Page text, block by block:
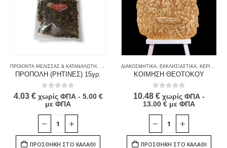
ΠΡΟΙΟΝΤΑ ΜΕΛΙΣΣΑΣ & ΚΑΤΑΝΑΛΩΤΗ ΠΡΟΙΟΝΤΑ ΠΡΟΠΟΛΗΣ,ΠΡΟΠΟΛΗ ,ΤΡΟΦΙΜΑ
ΠΡΟΠΟΛΗ (ΡΗΤΙΝΕΣ) 15γρ.
out of 5
4.03 € χωρίς ΦΠΑ - 5.00 €
με ΦΠΑ
ΠΡΟΣΘΉΚΗ ΣΤΟ ΚΑΛΆΘΙ
ΔΙΑΚΟΣΜΗΤΙΚΑ ΕΚΚΛΗΣΙΑΣΤΙΚΑ ΚΕΡΙΑ
ΚΟΙΜΗΣΗ ΘΕΟΤΟΚΟΥ
0out of 5
10.48 € χωρίς ΦΠΑ -
13.00 € με ΦΠΑ
ΠΡΟΣΘΉΚΗ ΣΤΟ ΚΑΛΆΘΙ